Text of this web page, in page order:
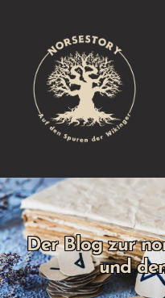
Der Blog zur
und